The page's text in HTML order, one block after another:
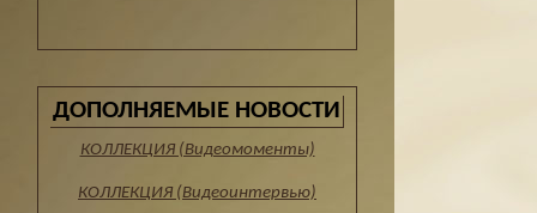
ДОПОЛНЯЕМЫЕ НОВОСТИ
КОЛЛЕКЦИЯ (Видеомоменты)
КОЛЛЕКЦИЯ (Видеоинтервью)